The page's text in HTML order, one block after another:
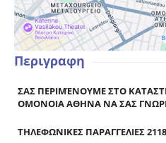
Περιγραφη
ΣΑΣ ΠΕΡΙΜΈΝΟΥΜΕ ΣΤΟ
ΟΜΟΝΟΙΑ ΑΘΗΝΑ ΝΑ ΣΑΣ
ΤΗΛΕΦΩΝΙΚΕΣ ΠΑΡΑΓΓΕΛΙΕΣ